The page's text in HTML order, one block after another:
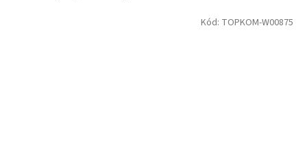
Kód: TOPKOM-W00875